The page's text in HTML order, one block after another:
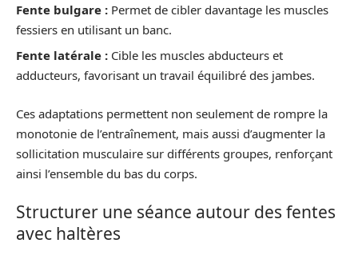
Fente bulgare : Permet de cibler davantage les muscles
fessiers en utilisant un banc.
Fente latérale : Cible les muscles abducteurs et
adducteurs, favorisant un travail équilibré des jambes.
Ces adaptations permettent non seulement de rompre la
monotonie de l’entraînement, mais aussi d’augmenter la
sollicitation musculaire sur différents groupes, renforçant
ainsi l’ensemble du bas du corps.
Structurer une séance autour des fentes
avec haltères